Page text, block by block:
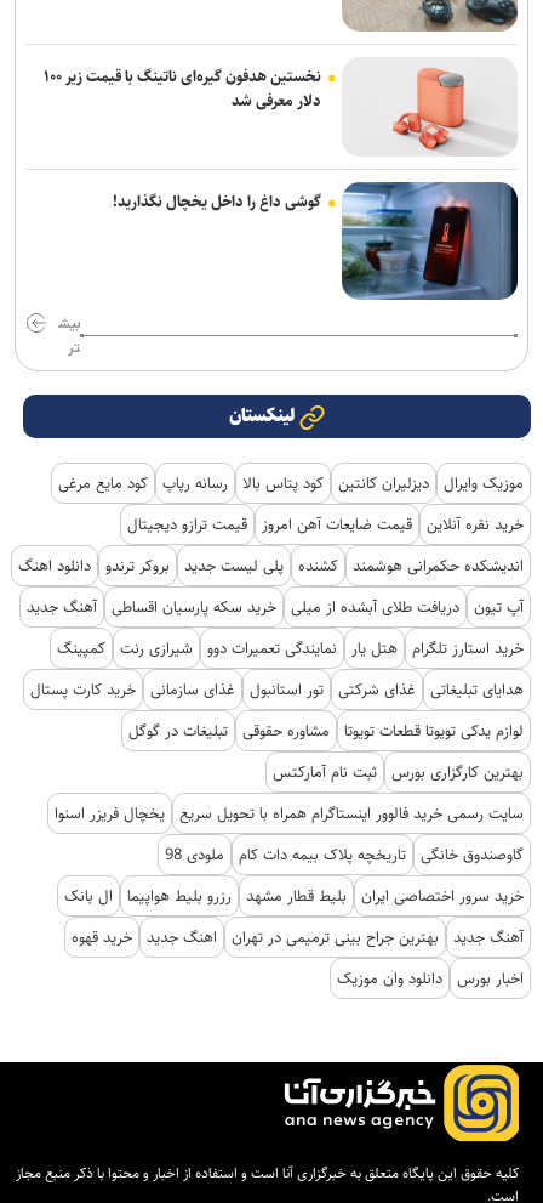
نخستین هدفون گیره‌ای ناتینگ با قیمت زیر ۱۰۰
دلار معرفی شد
گوشی داغ را داخل یخچال نگذارید!
بیش
تر
لینکستان
موزیک وایرال دیزلیران کانتین کود پتاس بالا رسانه رپاپ کود مایع مرغی
خرید نقره آنلاین قیمت ضایعات آهن امروز
قیمت ترازو دیجیتال
اندیشکده حکمرانی هوشمند کشنده پلی لیست جدید بروکر ترندو دانلود اهنگ
آپ تیون دریافت طلای آبشده از میلی خرید سکه پارسیان اقساطی آهنگ جدید
خرید استارز تلگرام هتل یار نمایندگی تعمیرات دوو شیرازی رنت کمپینگ
هدایای تبلیغاتی
غذای شرکتی تور استانبول غذای سازمانی خرید کارت پستال
لوازم یدکی تویوتا قطعات تویوتا
مشاوره حقوقی تبلیغات در گوگل
بهترین کارگزاری بورس ثبت نام آمارکتس
سایت رسمی خرید فالوور اینستاگرام همراه با تحویل سریع یخچال فریزر اسنوا
گاوصندوق خانگی تاریخچه پلاک بیمه دات کام
ملودی 98
خرید سرور اختصاصی ایران
بلیط قطار مشهد رزرو بلیط هواپیما
ال بانک
آهنگ جدید
بهترین جراح بینی ترمیمی در تهران اهنگ جدید خرید قهوه
اخبار بورس دانلود وان موزیک
کلیه حقوق این پایگاه متعلق به خبرگزاری آنا است و استفاده از اخبار و محتوا با ذکر منبع مجاز
است.